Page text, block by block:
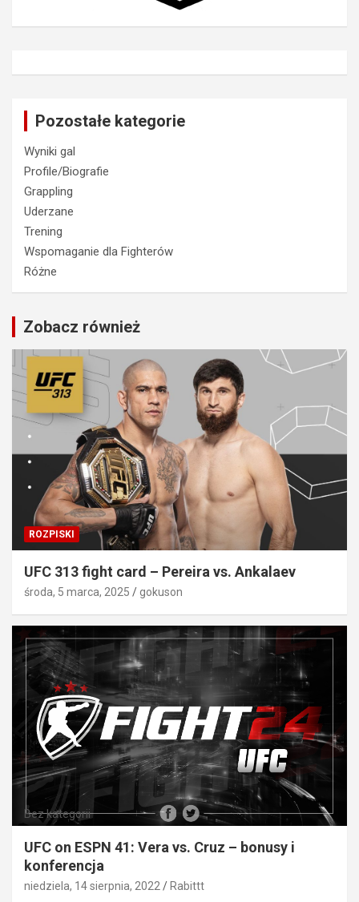
Pozostałe kategorie
Wyniki gal
Profile/Biografie
Grappling
Uderzane
Trening
Wspomaganie dla Fighterów
Różne
Zobacz również
ROZPISKI
UFC 313 fight card – Pereira vs. Ankalaev
środa, 5 marca, 2025 gokuson
Bez kategorii
UFC on ESPN 41: Vera vs. Cruz – bonusy i
konferencja
niedziela, 14 sierpnia, 2022 Rabittt